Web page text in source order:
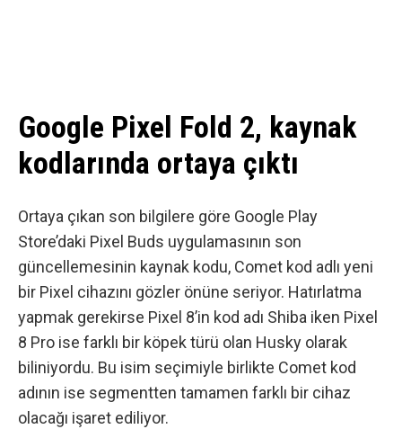
Google Pixel Fold 2, kaynak
kodlarında ortaya çıktı
Ortaya çıkan son bilgilere göre Google Play
Store’daki Pixel Buds uygulamasının son
güncellemesinin kaynak kodu, Comet kod adlı yeni
bir Pixel cihazını gözler önüne seriyor. Hatırlatma
yapmak gerekirse Pixel 8’in kod adı Shiba iken Pixel
8 Pro ise farklı bir köpek türü olan Husky olarak
biliniyordu. Bu isim seçimiyle birlikte Comet kod
adının ise segmentten tamamen farklı bir cihaz
olacağı işaret ediliyor.